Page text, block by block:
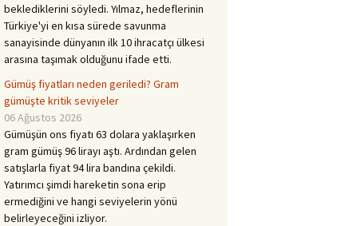
beklediklerini söyledi. Yılmaz, hedeflerinin
Türkiye'yi en kısa sürede savunma
sanayisinde dünyanın ilk 10 ihracatçı ülkesi
arasına taşımak olduğunu ifade etti.
Gümüş fiyatları neden geriledi? Gram
gümüşte kritik seviyeler
06 Ağustos 2026
Gümüşün ons fiyatı 63 dolara yaklaşırken
gram gümüş 96 lirayı aştı. Ardından gelen
satışlarla fiyat 94 lira bandına çekildi.
Yatırımcı şimdi hareketin sona erip
ermediğini ve hangi seviyelerin yönü
belirleyeceğini izliyor.